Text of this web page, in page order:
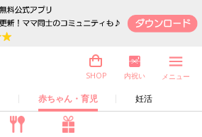
赤ちゃん・育児 妊活
SHOP 内祝い メニュー